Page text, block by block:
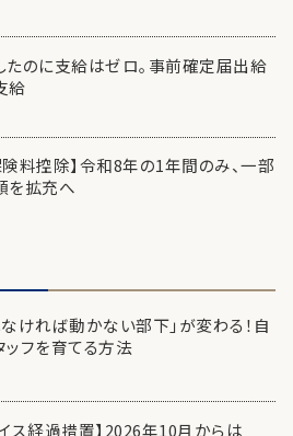
たのに支給はゼロ。事前確定届出給
給
険料控除】令和8年の1年間のみ、一部
を拡充へ
なければ動かない部下」が変わる！自
ッフを育てる方法
イス経過措置】2026年10月からは